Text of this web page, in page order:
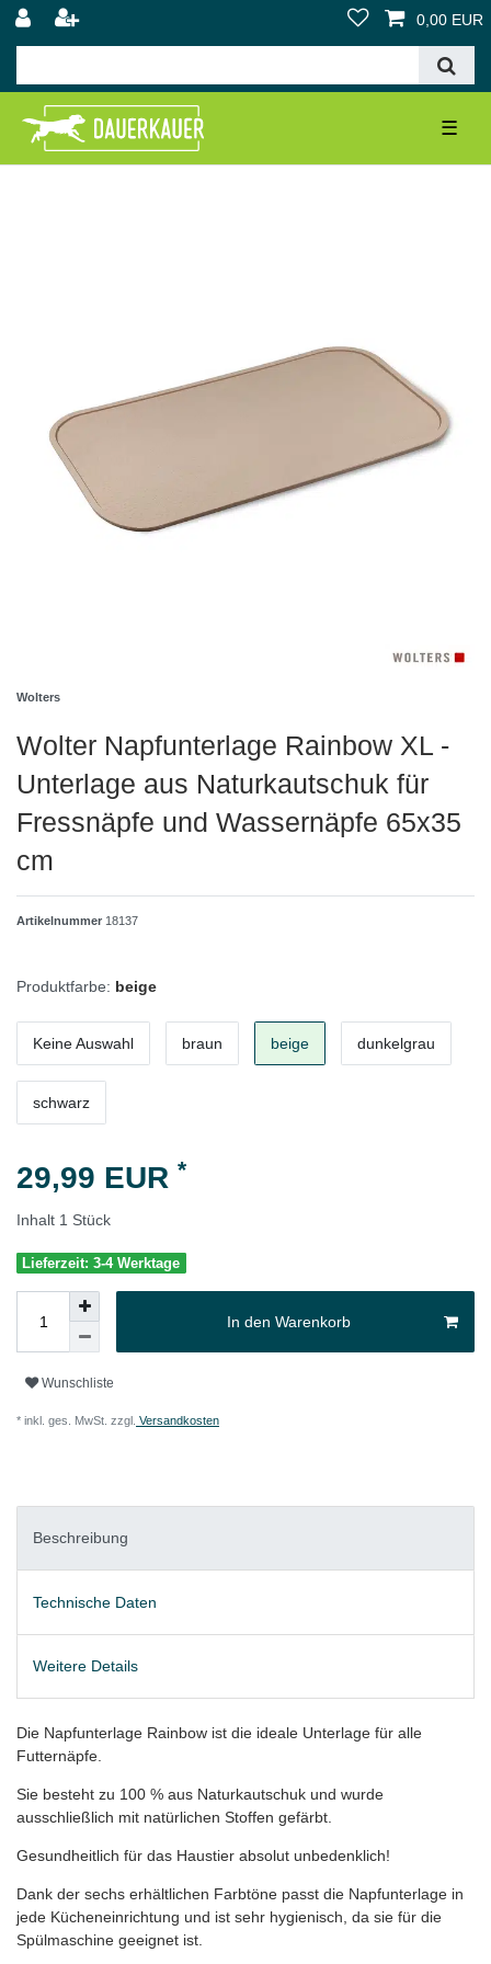
0,00 EUR
☰
Wolters
Wolter Napfunterlage Rainbow XL -
Unterlage aus Naturkautschuk für
Fressnäpfe und Wassernäpfe 65x35
cm
Artikelnummer 18137
Produktfarbe: beige
Keine Auswahl braun beige dunkelgrau
schwarz
29,99 EUR *
Inhalt 1 Stück
Lieferzeit: 3-4 Werktage
In den Warenkorb
Wunschliste
* inkl. ges. MwSt. zzgl. Versandkosten
Beschreibung
Technische Daten
Weitere Details
Die Napfunterlage Rainbow ist die ideale Unterlage für alle
Futternäpfe.
Sie besteht zu 100 % aus Naturkautschuk und wurde
ausschließlich mit natürlichen Stoffen gefärbt.
Gesundheitlich für das Haustier absolut unbedenklich!
Dank der sechs erhältlichen Farbtöne passt die Napfunterlage in
jede Kücheneinrichtung und ist sehr hygienisch, da sie für die
Spülmaschine geeignet ist.